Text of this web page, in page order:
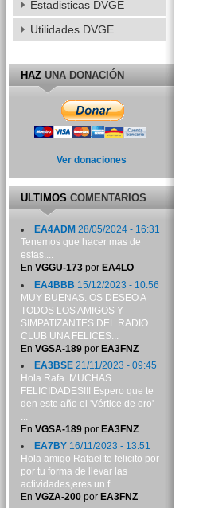
Estadisticas DVGE
Utilidades DVGE
HAZUNA DONACIÓN
Ver donaciones
ULTIMOSCOMENTARIOS
EA4ADM 28/05/2024 - 16:31
Tenemos que hacer mas de
estas....
En VGGU-173por EA4LO
EA4BBB 15/12/2023 - 10:56
MUY BUENAS. OS DESEO A
TODOS LOS AMIGOS Y
SIMPATIZANTES DEL RADIO
CLUB UNA FELICES...
En VGSA-189por EA3FNZ
EA3BSE21/11/2023 - 09:45
Hola Rafa. MUCHAS
FELICIDADES!!! Espero que te
den este año el 'Vértice de oro'
...
En VGSA-189por EA3FNZ
EA7BY16/11/2023 - 13:51
Hola amigo Rafael:te felicito por
por tu forma de llevar las
actividades,eres un f...
En VGZA-200por EA3FNZ